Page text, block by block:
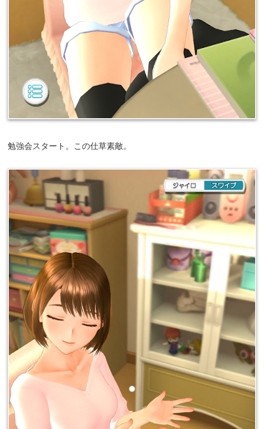
勉強会スタート。この仕草素敵。